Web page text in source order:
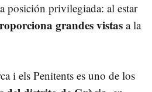
posición privilegiada: al estar
grandes vistasa la
i els Penitents es uno de los